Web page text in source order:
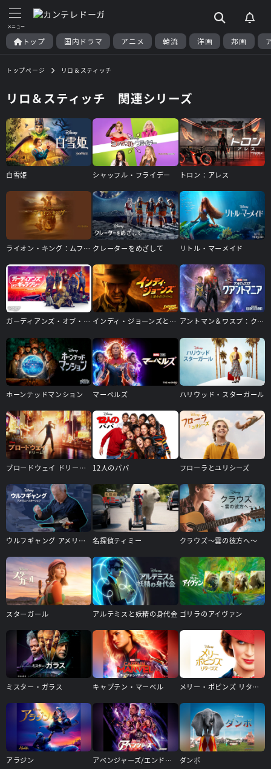
トップ 国内ドラマ アニメ 韓流 洋画 邦画
トップページ リロ＆スティッチ
リロ＆スティッチ 関連シリーズ
白雪姫 シャッフル・フライデー トロン：アレス
ライオン・キング：ムファサ クレーターをめざして リトル・マーメイド
ガーディアンズ・オブ・ギャラクシー：VOLUME 3 インディ・ジョーンズと運命のダイヤル アントマン＆ワスプ：クアントマニア
ホーンテッドマンション マーベルズ ハリウッド・スターガール
ブロードウェイ ドリーム！ 12人のパパ フローラとユリシーズ
ウルフギャング アメリカン・スターシェフ 名探偵ティミー クラウズ～雲の彼方へ～
スターガール アルテミスと妖精の身代金 ゴリラのアイヴァン
ミスター・ガラス キャプテン・マーベル メリー・ポピンズ リターンズ
アラジン アベンジャーズ/エンドゲーム ダンボ